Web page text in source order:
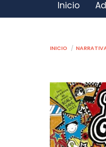
Inicio
Inicio